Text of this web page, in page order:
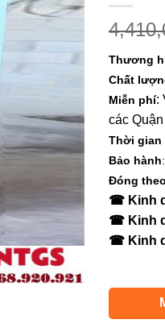
Thương
Chất
Miễn phí:
các
Thời gian
Bảo hành
Đóng
☎ Kinh
☎ Kinh
☎ Kinh